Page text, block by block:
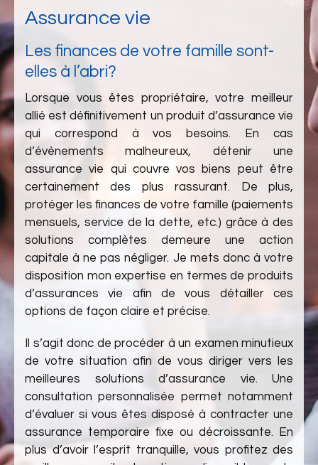
Assurance vie
Les finances de votre famille sont-
elles à l’abri?
Lorsque vous êtes propriétaire, votre meilleur
allié est définitivement un produit d’assurance vie
qui correspond à vos besoins. En cas
d’évènements malheureux, détenir une
assurance vie qui couvre vos biens peut être
certainement des plus rassurant. De plus,
protéger les finances de votre famille (paiements
mensuels, service de la dette, etc.) grâce à des
solutions complètes demeure une action
capitale à ne pas négliger. Je mets donc à votre
disposition mon expertise en termes de produits
d’assurances vie afin de vous détailler ces
options de façon claire et précise.
Il s’agit donc de procéder à un examen minutieux
de votre situation afin de vous diriger vers les
meilleures solutions d’assurance vie. Une
consultation personnalisée permet notamment
d’évaluer si vous êtes disposé à contracter une
assurance temporaire fixe ou décroissante. En
plus d’avoir l’esprit tranquille, vous profitez des